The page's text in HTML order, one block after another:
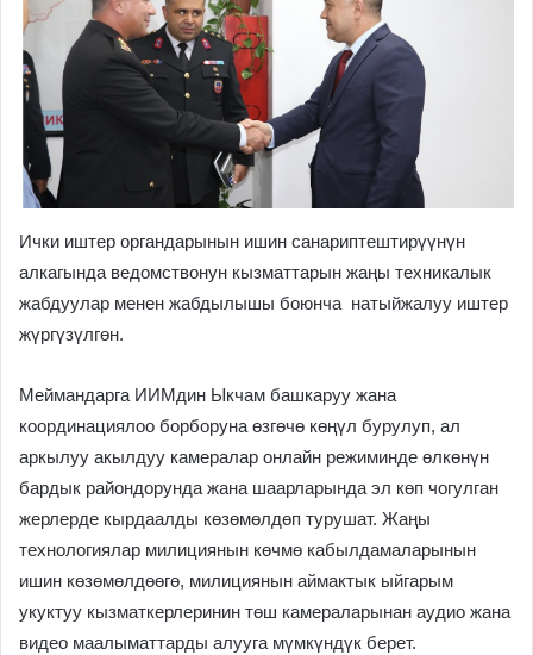
Ички иштер органдарынын ишин санариптештирүүнүн
алкагында ведомствонун кызматтарын жаңы техникалык
жабдуулар менен жабдылышы боюнча натыйжалуу иштер
жүргүзүлгөн.
Меймандарга ИИМдин Ыкчам башкаруу жана
координациялоо борборуна өзгөчө көңүл бурулуп, ал
аркылуу акылдуу камералар онлайн режиминде өлкөнүн
бардык райондорунда жана шаарларында эл көп чогулган
жерлерде кырдаалды көзөмөлдөп турушат. Жаңы
технологиялар милициянын көчмө кабылдамаларынын
ишин көзөмөлдөөгө, милициянын аймактык ыйгарым
укуктуу кызматкерлеринин төш камераларынан аудио жана
видео маалыматтарды алууга мүмкүндүк берет.